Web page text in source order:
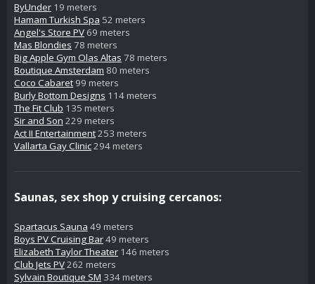
ByUnder 19 meters
Hamam Turkish Spa 52 meters
Angel's Store PV 69 meters
Mas Blondies 78 meters
Big Apple Gym Olas Altas 78 meters
Boutique Amsterdam 80 meters
Coco Cabaret 99 meters
Burly Bottom Designs 114 meters
The Fit Club 135 meters
Sir and Son 229 meters
Act II Entertainment253 meters
Vallarta Gay Clinic294 meters
Saunas, sex shop y cruising cercanos:
Spartacus Sauna 49 meters
Boys PV Cruising Bar49 meters
Elizabeth Taylor Theater 146 meters
Club Jets PV262 meters
Sylvain Boutique SM 334 meters